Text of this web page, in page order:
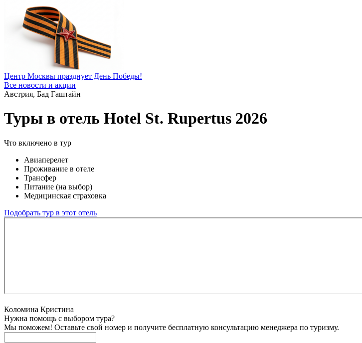
Центр Москвы празднует День Победы!
Все новости и акции
Австрия, Бад Гаштайн
Туры в отель Hotel St. Rupertus 2026
Что включено в тур
Авиаперелет
Проживание в отеле
Трансфер
Питание (на выбор)
Медицинская страховка
Подобрать тур в этот отель
Коломина Кристина
Нужна помощь с выбором тура?
Мы поможем! Оставьте свой номер и получите бесплатную консультацию менеджера по туризму.